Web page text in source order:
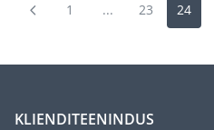
1 ... 23 24
KLIENDITEENINDUS